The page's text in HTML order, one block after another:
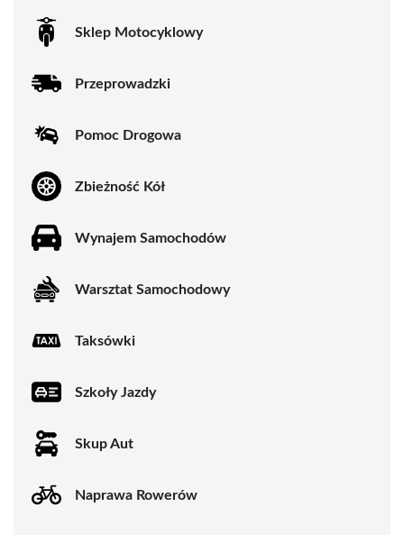
Sklep Motocyklowy
Przeprowadzki
Pomoc Drogowa
Zbieżność Kół
Wynajem Samochodów
Warsztat Samochodowy
Taksówki
Szkoły Jazdy
Skup Aut
Naprawa Rowerów